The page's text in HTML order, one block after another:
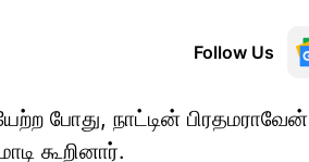
Follow Us
போது, நாட்டின் பிரதமராவேன்
கூறினார்.